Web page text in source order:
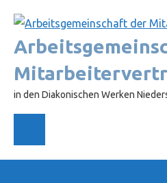
Inhalt
springen
in den Diakonischen Werken